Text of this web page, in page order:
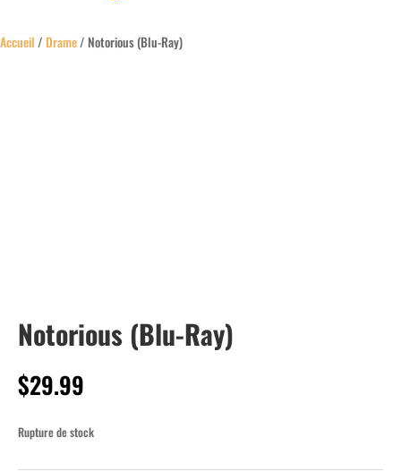
Accueil/Drame/ Notorious (Blu-Ray)
Notorious (Blu-Ray)
$29.99
Rupture de stock